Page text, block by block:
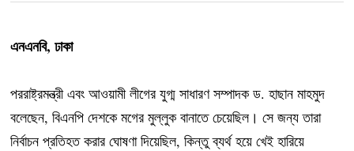
এনএনবি, ঢাকা
পররাষ্ট্রমন্ত্রী এবং আওয়ামী লীগের যুগ্ম সাধারণ সম্পাদক ড. হাছান মাহমুদ
বলেছেন, বিএনপি দেশকে মগের মুল্লুক বানাতে চেয়েছিল। সে জন্য তারা
নির্বাচন প্রতিহত করার ঘোষণা দিয়েছিল, কিন্তু ব্যর্থ হয়ে খেই হারিয়ে